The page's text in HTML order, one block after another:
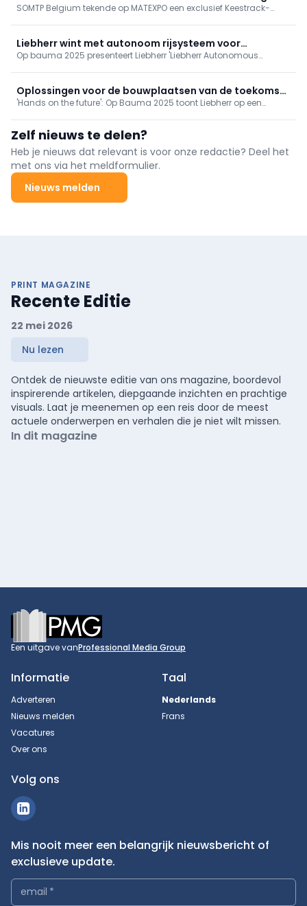
SOMTP Belgium tekende op MATEXPO een exclusief Keestrack-
Liebherr wint met autonoom rijsysteem voor
wielladers
Op bauma 2025 presenteert Liebherr 'Liebherr Autonomous
rijsysteem herdefinieert efficiëntie en veiligheid bij het gebruik van
wielladers.
Oplossingen voor de bouwplaatsen van de toekomst
op Bauma 2025
'Hands on the future': Op Bauma 2025 toont Liebherr op een
Veel primeurs verwacht.
Zelf nieuws te delen?
Heb je nieuws dat relevant is voor onze redactie? Deel het
met ons via het meldformulier.
Nieuws melden
PRINT MAGAZINE
Recente Editie
22 mei 2026
Nu lezen
Ontdek de nieuwste editie van ons magazine, boordevol
inspirerende artikelen, diepgaande inzichten en prachtige
visuals. Laat je meenemen op een reis door de meest
actuele onderwerpen en verhalen die je niet wilt missen.
In dit magazine
Footer
Een uitgave vanProfessional Media Group
Informatie
Adverteren
Nieuws melden
Vacatures
Over ons
Taal
Nederlands
Frans
Volg ons
Mis nooit meer een belangrijk nieuwsbericht of
exclusieve update.
email *